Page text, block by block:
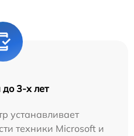
до 3-х лет
устанавливает
техники Microsoft и